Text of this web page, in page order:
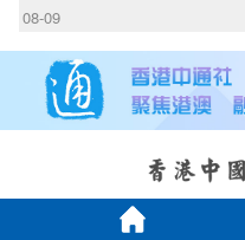
08-09